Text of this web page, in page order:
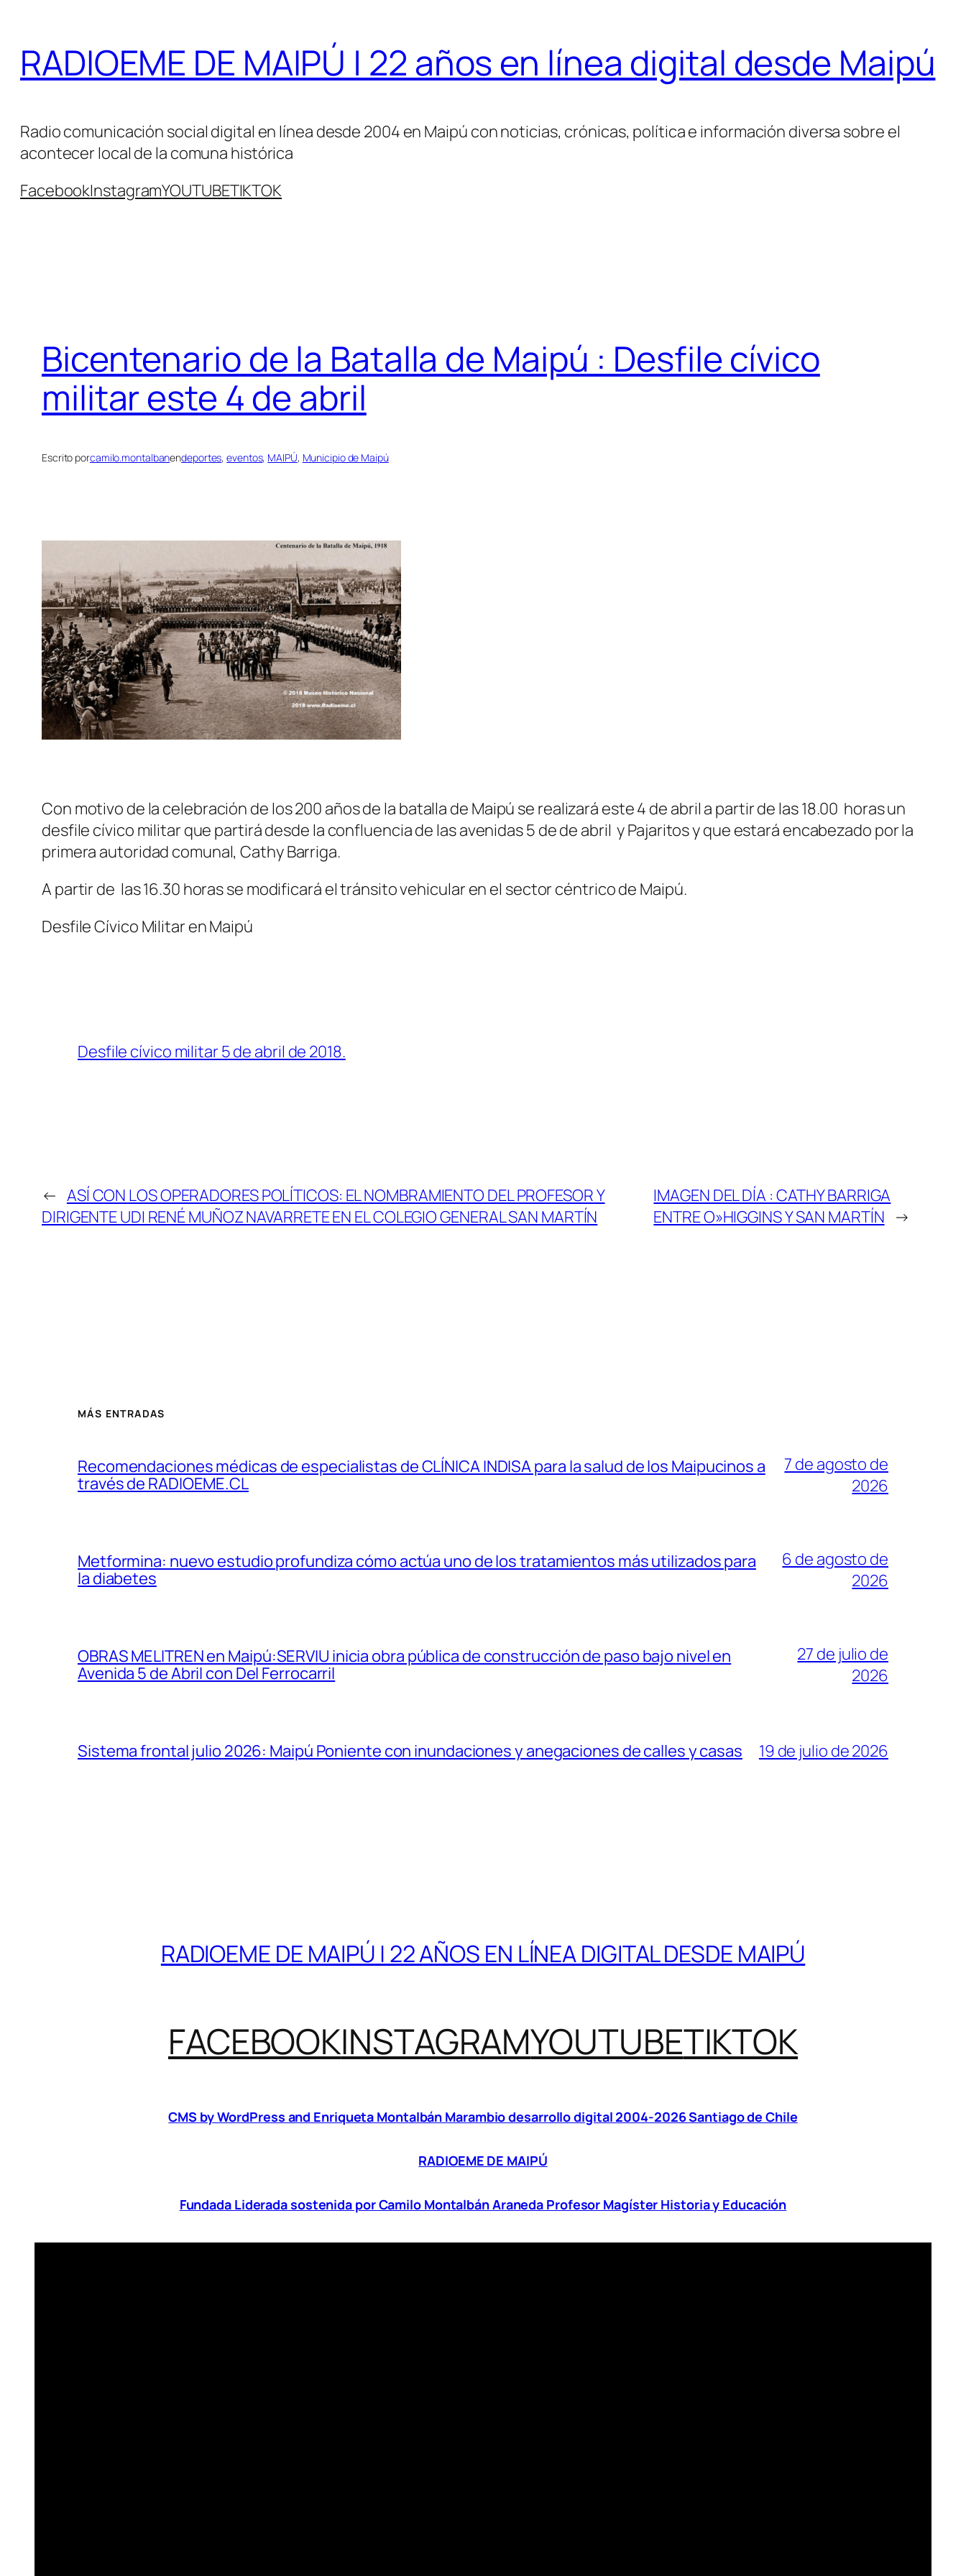
contenido
RADIOEME DE MAIPÚ | 22 años en línea digital desde Maipú
Radio comunicación social digital en línea desde 2004 en Maipú con noticias, crónicas, política e información diversa sobre el
acontecer local de la comuna histórica
FacebookInstagramYOUTUBETIKTOK
Bicentenario de la Batalla de Maipú : Desfile cívico
militar este 4 de abril
Escrito porcamilo.montalbanendeportes, eventos, MAIPÚ, Municipio de Maipú
Con motivo de la celebración de los 200 años de la batalla de Maipú se realizará este 4 de abril a partir de las 18.00 horas un
desfile cívico militar que partirá desde la confluencia de las avenidas 5 de de abril y Pajaritos y que estará encabezado por la
primera autoridad comunal, Cathy Barriga.
A partir de las 16.30 horas se modificará el tránsito vehicular en el sector céntrico de Maipú.
Desfile Cívico Militar en Maipú
Desfile cívico militar 5 de abril de 2018.
← ASÍ CON LOS OPERADORES POLÍTICOS: EL NOMBRAMIENTO DEL PROFESOR Y
DIRIGENTE UDI RENÉ MUÑOZ NAVARRETE EN EL COLEGIO GENERAL SAN MARTÍN
IMAGEN DEL DÍA : CATHY BARRIGA
ENTRE O»HIGGINS Y SAN MARTÍN →
MÁS ENTRADAS
Recomendaciones médicas de especialistas de CLÍNICA INDISA para la salud de los Maipucinos a
través de RADIOEME.CL
7 de agosto de
2026
Metformina: nuevo estudio profundiza cómo actúa uno de los tratamientos más utilizados para
la diabetes
6 de agosto de
2026
OBRAS MELITREN en Maipú:SERVIU inicia obra pública de construcción de paso bajo nivel en
Avenida 5 de Abril con Del Ferrocarril
27 de julio de
2026
Sistema frontal julio 2026: Maipú Poniente con inundaciones y anegaciones de calles y casas 19 de julio de 2026
RADIOEME DE MAIPÚ | 22 AÑOS EN LÍNEA DIGITAL DESDE MAIPÚ
FACEBOOKINSTAGRAMYOUTUBETIKTOK
CMS by WordPress and Enriqueta Montalbán Marambio desarrollo digital 2004-2026 Santiago de Chile
RADIOEME DE MAIPÚ
Fundada Liderada sostenida por Camilo Montalbán Araneda Profesor Magíster Historia y Educación